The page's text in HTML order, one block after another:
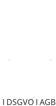
I DSGVO I AGB